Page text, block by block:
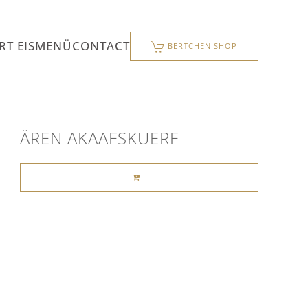
EISMENÜCONTACT BERTCHEN SHOP
ÄREN AKAAFSKUERF